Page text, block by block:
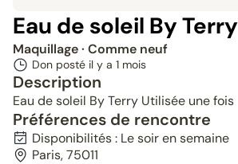
Eau de soleil By Terry
Maquillage· Comme neuf
Don posté il y a 1 mois
Description
Eau de soleil By Terry Utilisée une fois
Préférences de rencontre
Disponibilités : Le soir en semaine
Paris, 75011